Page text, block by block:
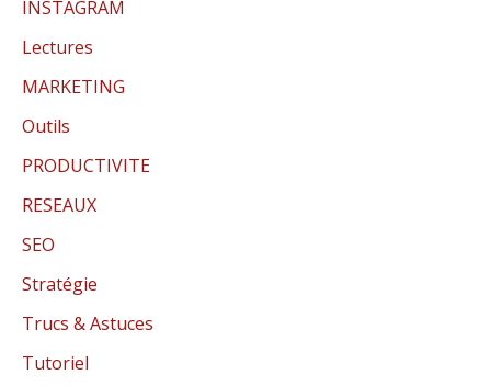
INSTAGRAM
Lectures
MARKETING
Outils
PRODUCTIVITE
RESEAUX
SEO
Stratégie
Trucs & Astuces
Tutoriel